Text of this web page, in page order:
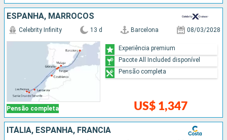
ESPANHA, MARROCOS
Pensão completa
Celebrity Infinity 13 d Barcelona 08/03/2028
US$ 1,347
Experiência premium
Pacote All Included disponível
Pensão completa
ITÁLIA, ESPANHA, FRANCIA